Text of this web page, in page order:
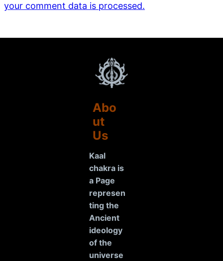
your comment data is processed.
Abo
ut
Us
Kaal
chakra is
a Page
represen
ting the
Ancient
ideology
of the
universe